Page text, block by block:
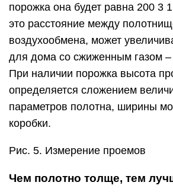
порожка она будет равна 200 3
это расстояние между
воздухообмена, может
для дома со сжиженным газом
При наличии порожка высота
определяется сложением
параметров полотна, ширины
коробки.
Рис. 5. Измерение проемов
Чем полотно толще, тем